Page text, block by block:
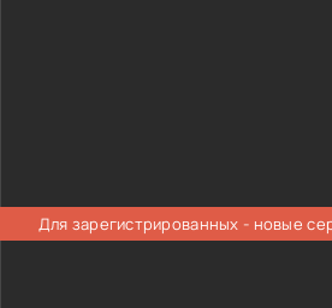
Для зарегистрированных - новые